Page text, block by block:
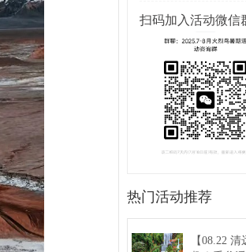
扫码加入活动微信
热门活动推荐
【08.22